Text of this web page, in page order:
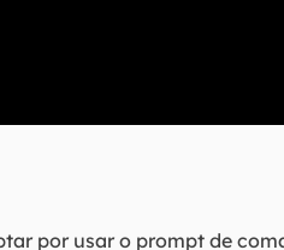
por usar o prompt de